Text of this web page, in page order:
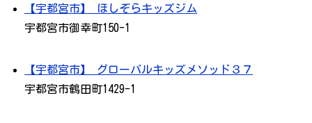
【宇都宮市】 ほしぞらキッズジム
宇都宮市御幸町150-1
【宇都宮市】 グローバルキッズメソッド３７
宇都宮市鶴田町1429-1